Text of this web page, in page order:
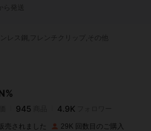
発送
ンレス鋼,フレンチクリップ,その他
は1日前 に購入しました
売されました 29K 回数目のご購入